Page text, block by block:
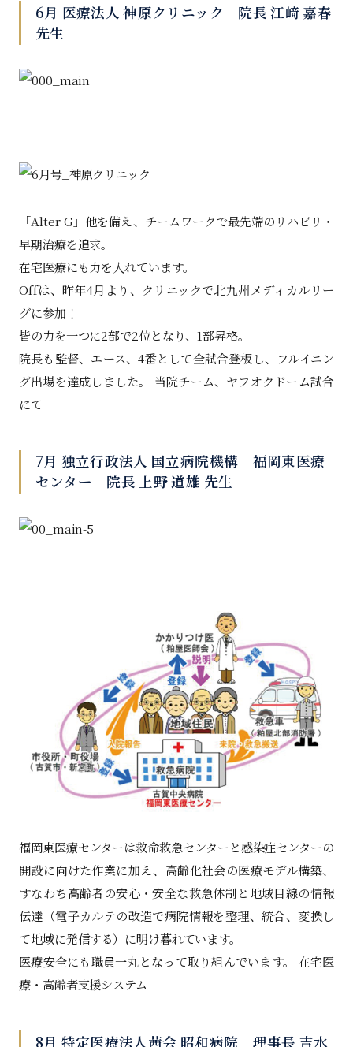
6月 医療法人 神原クリニック 院長 江﨑 嘉春
先生
「Alter G」他を備え、チームワークで最先端のリハビリ・
早期治療を追求。
在宅医療にも力を入れています。
Offは、昨年4月より、クリニックで北九州メディカルリー
グに参加！
皆の力を一つに2部で2位となり、1部昇格。
院長も監督、エース、4番として全試合登板し、フルイニン
グ出場を達成しました。 当院チーム、ヤフオクドーム試合
にて
7月 独立行政法人 国立病院機構 福岡東医療
センター 院長 上野 道雄 先生
福岡東医療センターは救命救急センターと感染症センターの
開設に向けた作業に加え、高齢化社会の医療モデル構築、
すなわち高齢者の安心・安全な救急体制と地域目線の情報
伝達（電子カルテの改造で病院情報を整理、統合、変換し
て地域に発信する）に明け暮れています。
医療安全にも職員一丸となって取り組んでいます。 在宅医
療・高齢者支援システム
8月 特定医療法人茜会 昭和病院 理事長 吉水